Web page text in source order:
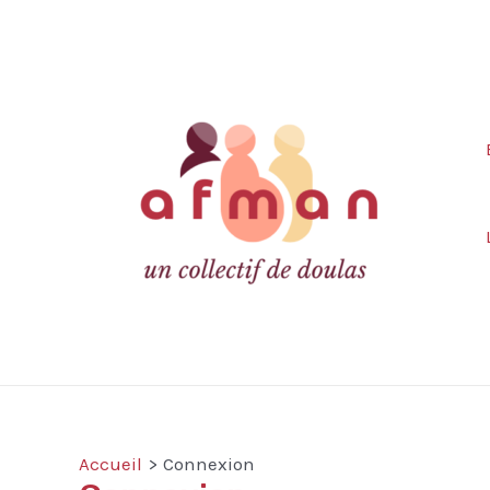
Accueil Connexion